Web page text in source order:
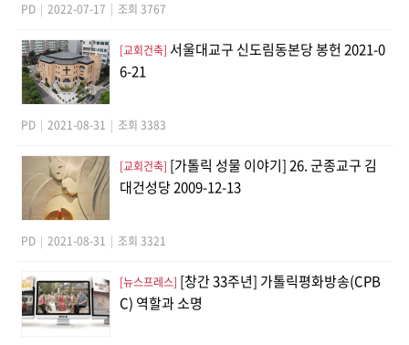
PD | 2022-07-17 | 조회 3767
[교회건축] 서울대교구 신도림동본당 봉헌 2021-0
6-21
PD | 2021-08-31 | 조회 3383
[교회건축] [가톨릭 성물 이야기] 26. 군종교구 김
대건성당 2009-12-13
PD | 2021-08-31 | 조회 3321
[뉴스프레스] [창간 33주년] 가톨릭평화방송(CPB
C) 역할과 소명